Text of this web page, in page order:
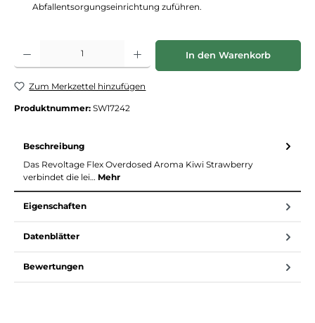
Abfallentsorgungseinrichtung zuführen.
Produkt Anzahl: Gib den gewünschten Wert ein oder benutze die
In den Warenkorb
Zum Merkzettel hinzufügen
Produktnummer: SW17242
Beschreibung
Das Revoltage Flex Overdosed Aroma Kiwi Strawberry
verbindet die lei… Mehr
Eigenschaften
Datenblätter
Bewertungen